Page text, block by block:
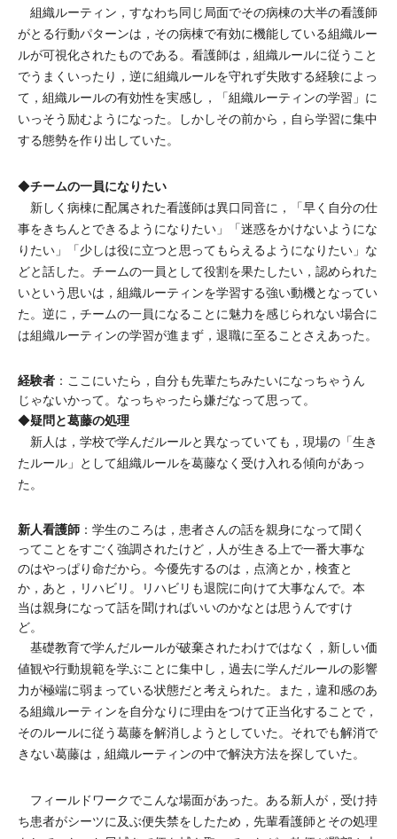
組織ルーティン，すなわち同じ局面でその病棟の大半の看護師
がとる行動パターンは，その病棟で有効に機能している組織ルー
ルが可視化されたものである。看護師は，組織ルールに従うこと
でうまくいったり，逆に組織ルールを守れず失敗する経験によっ
て，組織ルールの有効性を実感し，「組織ルーティンの学習」に
いっそう励むようになった。しかしその前から，自ら学習に集中
する態勢を作り出していた。
◆チームの一員になりたい
新しく病棟に配属された看護師は異口同音に，「早く自分の仕
事をきちんとできるようになりたい」「迷惑をかけないようにな
りたい」「少しは役に立つと思ってもらえるようになりたい」な
どと話した。チームの一員として役割を果たしたい，認められた
いという思いは，組織ルーティンを学習する強い動機となってい
た。逆に，チームの一員になることに魅力を感じられない場合に
は組織ルーティンの学習が進まず，退職に至ることさえあった。
経験者 ：ここにいたら，自分も先輩たちみたいになっちゃうん
じゃないかって。なっちゃったら嫌だなって思って。
◆疑問と葛藤の処理
新人は，学校で学んだルールと異なっていても，現場の「生き
たルール」として組織ルールを葛藤なく受け入れる傾向があっ
た。
新人看護師 ：学生のころは，患者さんの話を親身になって聞く
ってことをすごく強調されたけど，人が生きる上で一番大事な
のはやっぱり命だから。今優先するのは，点滴とか，検査と
か，あと，リハビリ。リハビリも退院に向けて大事なんで。本
当は親身になって話を聞ければいいのかなとは思うんですけ
ど。
基礎教育で学んだルールが破棄されたわけではなく，新しい価
値観や行動規範を学ぶことに集中し，過去に学んだルールの影響
力が極端に弱まっている状態だと考えられた。また，違和感のあ
る組織ルーティンを自分なりに理由をつけて正当化することで，
そのルールに従う葛藤を解消しようとしていた。それでも解消で
きない葛藤は，組織ルーティンの中で解決方法を探していた。
フィールドワークでこんな場面があった。ある新人が，受け持
ち患者がシーツに及ぶ便失禁をしたため，先輩看護師とその処理